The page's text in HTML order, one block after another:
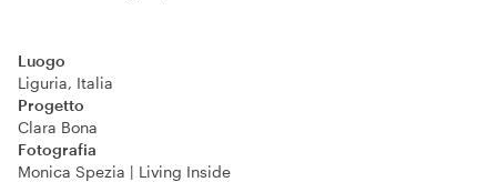
Luogo
Liguria, Italia
Progetto
Clara Bona
Fotografia
Monica Spezia | Living Inside